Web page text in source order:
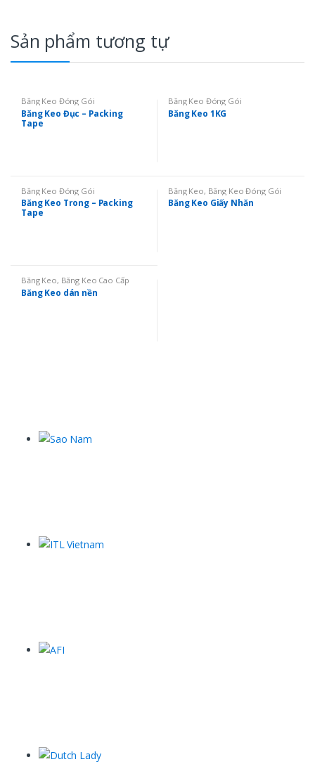
Sản phẩm tương tự
Băng Keo Đóng Gói
Băng Keo Đục – Packing
Tape
Băng Keo Đóng Gói
Băng Keo 1KG
Băng Keo Đóng Gói
Băng Keo Trong – Packing
Tape
Băng Keo, Băng Keo Đóng Gói
Băng Keo Giấy Nhăn
Băng Keo, Băng Keo Cao Cấp
Băng Keo dán nền